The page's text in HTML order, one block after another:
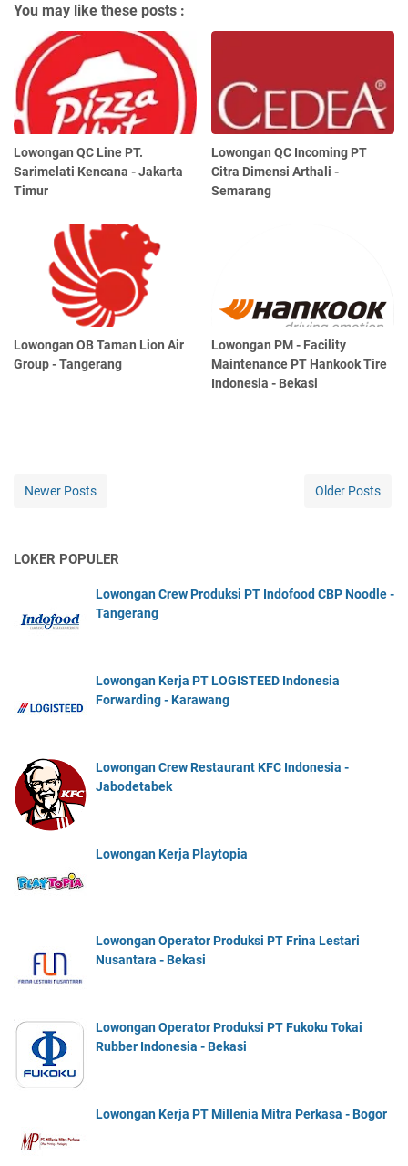
You may like these posts :
Lowongan QC Line PT.
Sarimelati Kencana - Jakarta
Timur
Lowongan QC Incoming PT
Citra Dimensi Arthali -
Semarang
Lowongan OB Taman Lion Air
Group - Tangerang
Lowongan PM - Facility
Maintenance PT Hankook Tire
Indonesia - Bekasi
Newer Posts Older Posts
LOKER POPULER
Lowongan Crew Produksi PT Indofood CBP Noodle -
Tangerang
Lowongan Kerja PT LOGISTEED Indonesia
Forwarding - Karawang
Lowongan Crew Restaurant KFC Indonesia -
Jabodetabek
Lowongan Kerja Playtopia
Lowongan Operator Produksi PT Frina Lestari
Nusantara - Bekasi
Lowongan Operator Produksi PT Fukoku Tokai
Rubber Indonesia - Bekasi
Lowongan Kerja PT Millenia Mitra Perkasa - Bogor